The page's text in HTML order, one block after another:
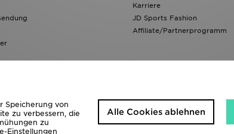
Karriere
JD Sports Fashion
Affiliate/Partnerprogramm
Speicherung von
zu verbessern, die
zu
Einstellungen
Alle Cookies ablehnen